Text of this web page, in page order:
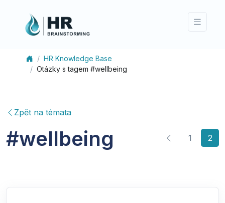
HR Knowledge Base
Otázky s tagem #wellbeing
Zpět na témata
#wellbeing 1 2